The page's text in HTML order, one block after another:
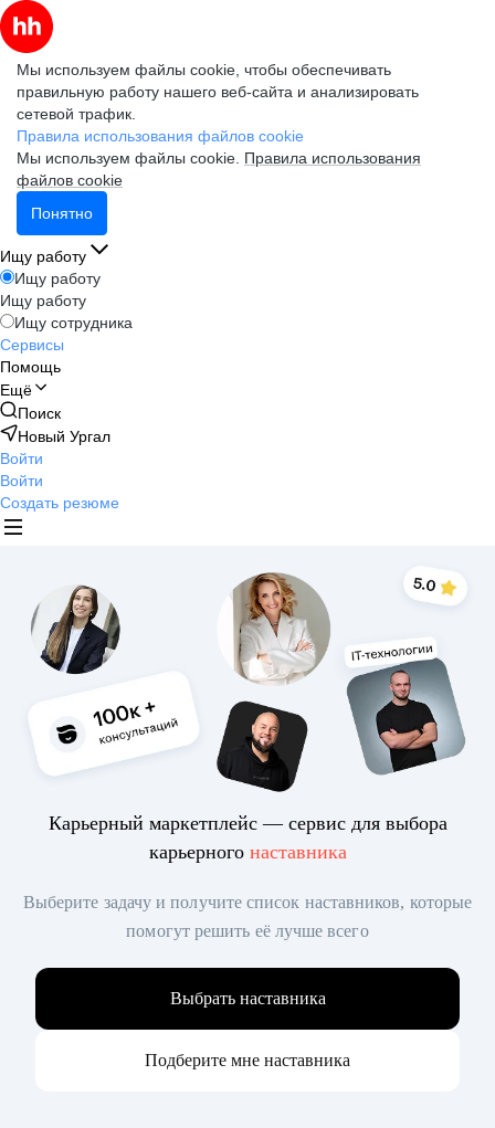
Мы используем файлы cookie, чтобы обеспечивать
правильную работу нашего веб-сайта и анализировать
сетевой трафик.
Правила использования файлов cookie
Мы используем файлы cookie. Правила использования
файлов cookie
Понятно
Ищу работу
Ищу работу
Ищу работу
Ищу сотрудника
Сервисы
Помощь
Ещё
Поиск
Новый Ургал
Войти
Войти
Создать резюме
Карьерный маркетплейс — сервис для выбора
карьерного наставника
Выберите задачу и получите список наставников, которые
помогут решить её лучше всего
Выбрать наставника
Подберите мне наставника